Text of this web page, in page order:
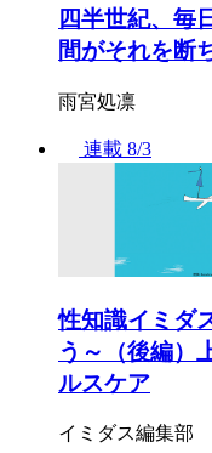
四半世紀、毎
間がそれを断
雨宮処凛
連載 8/3
性知識イミダ
う～（後編）
ルスケア
イミダス編集部